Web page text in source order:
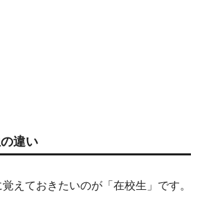
違い
覚えておきたいのが「在校生」です。